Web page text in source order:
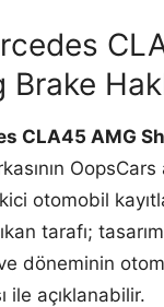
CLA45 AMG
otomobil
tarafı;
döneminin
ile açıklanabilir.